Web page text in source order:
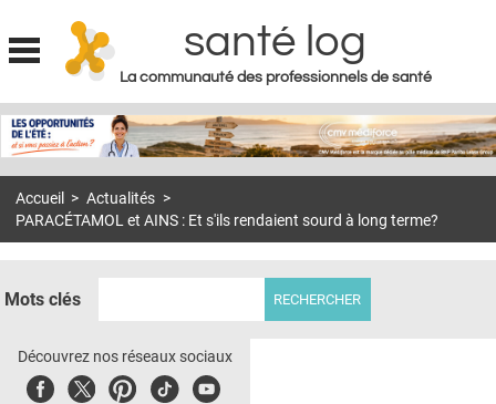
Jump to navigation
santé log
La communauté des professionnels de santé
MON COMPTE
S'ABONNER À LA REVUE SOIN À DOMICILE
DOSSIERS
E-REVUE SAD
Accueil > Actualités >
PARACÉTAMOL et AINS : Et s'ils rendaient sourd à long terme?
Mots clés
Découvrez nos réseaux sociaux
FacebookTwitterPinterest
TiktokYoubute